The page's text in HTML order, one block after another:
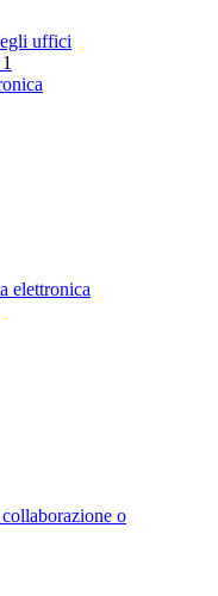
uffici
1
elettronica
o